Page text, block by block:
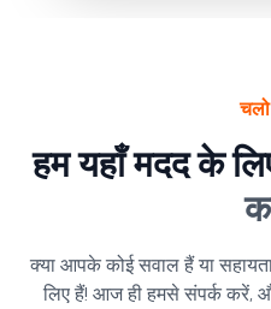
हम यहाँ मदद के
क्या आपके कोई सवाल हैं या
लिए हैं! आज ही हमसे संपर्क करें,